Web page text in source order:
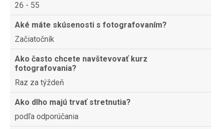
26 - 55
Aké máte skúsenosti s fotografovaním?
Začiatočník
Ako často chcete navštevovať kurz
fotografovania?
Raz za týždeň
Ako dlho majú trvať stretnutia?
podľa odporúčania